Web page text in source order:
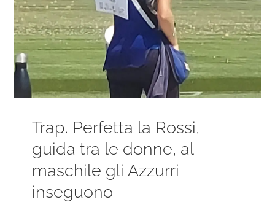
Trap. Perfetta la Rossi,
guida tra le donne, al
maschile gli Azzurri
inseguono